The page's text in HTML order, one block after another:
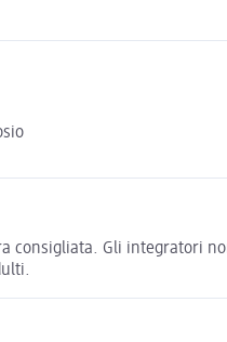
consigliata. Gli integratori